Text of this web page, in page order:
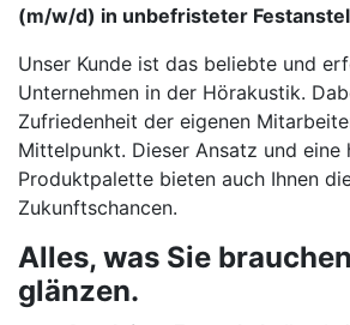
(m/w/d) in unbefristeter
Unser Kunde ist das beliebte und
Unternehmen in der Hörakustik.
Zufriedenheit der eigenen
Mittelpunkt. Dieser Ansatz und eine
Produktpalette bieten auch Ihnen
Zukunftschancen.
Alles, was Sie
glänzen.